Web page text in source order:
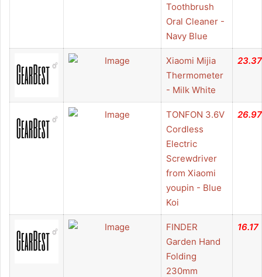
Toothbrush
Oral Cleaner -
Navy Blue
Xiaomi Mijia
Thermometer
- Milk White
23.37
TONFON 3.6V
Cordless
Electric
Screwdriver
from Xiaomi
youpin - Blue
Koi
26.97
FINDER
Garden Hand
Folding
230mm
16.17